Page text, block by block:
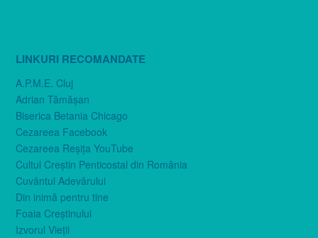
LINKURI RECOMANDATE
A.P.M.E. Cluj
Adrian Tămăşan
Biserica Betania Chicago
Cezareea Facebook
Cezareea Reşiţa YouTube
Cultul Creştin Penticostal din România
Cuvântul Adevărului
Din inimă pentru tine
Foaia Creştinului
Izvorul Vieţii